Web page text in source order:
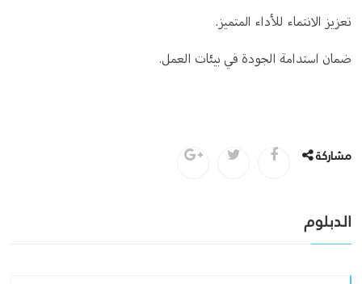
تعزيز الانتماء للأداء المتميز.
ضمان استدامة الجودة في بيئات العمل.
مشاركة
الدبلوم